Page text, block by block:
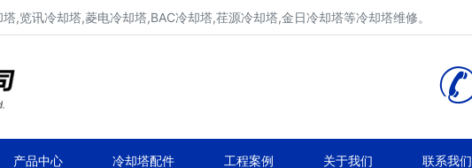
,览讯冷却塔,菱电冷却塔,BAC冷却塔,荏源冷却塔,金日冷却塔等冷却塔维修。
产品中心 冷却塔配件 工程案例 关于我们 联系我们